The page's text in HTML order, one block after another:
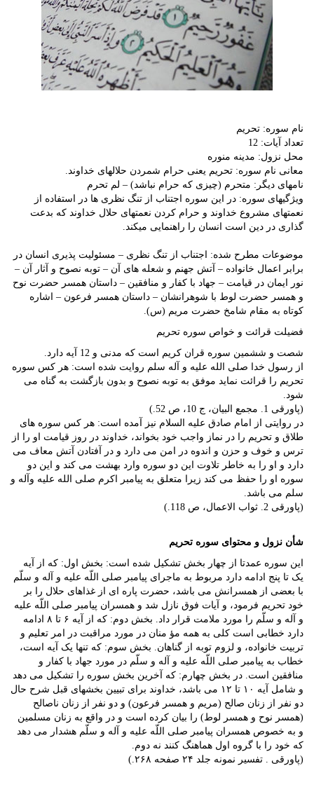
نام سوره: تحریم
تعداد آیات: 12
محل نزول: مدینه منوره
معانی نام سوره: تحریم یعنی حرام شمردن حلالهای خداوند.
نامهای دیگر: متحرم (چیزی که حرام نباشد) – لم تحرم
ویژگیهای سوره: در این سوره اجتناب از تنگ نظری ها در استفاده از
نعمتهای مشروع خداوند و حرام کردن نعمتهای حلال خداوند که بدعت
گذاری در دین است انسان را راهنمایی میکند.
موضوعات مطرح شده: اجتناب از تنگ نظری – مسئولیت پذیری انسان در
برابر اعمال خانواده – آتش جهنم و شعله های آن – توبه نصوح و آثار آن –
نور ایمان در قیامت – جهاد با کفار و منافقین – داستان همسر حضرت نوح
و همسر حضرت لوط با شوهرانشان – داستان همسر فرعون – اشاره
کوتاه به مقام شامخ حضرت مریم (س).
فضیلت قرائت و خواص سوره تحریم
شصت و ششمین سوره قران کریم است که مدنی و 12 آیه دارد.
از رسول خدا صلی الله علیه و آله سلم روایت شده است: هر کس سوره
تحریم را قرائت نماید موفق به توبه نصوح و بدون بازگشت به گناه می
شود.
(پاورقی 1. مجمع البیان، ج 10، ص 52.)
در روایتی از امام صادق علیه السلام نیز آمده است: هر کس سوره های
طلاق و تحریم را در نماز واجب خود بخواند، خداوند در روز قیامت او را از
ترس و خوف و حزن و اندوه در امن می دارد و در آفتادن آتش معاف می
دارد و او را به خاطر تلاوت این دو سوره وارد بهشت می کند و این دو
سوره او را حفظ می کند زیرا متعلق به پیامبر اکرم صلی الله علیه وآله و
سلم می باشد.
(پاورقی 2. ثواب الاعمال، ص 118.)
شأن نزول و محتوای سوره تحریم
این سوره عمدتا از چهار بخش تشکیل شده است: بخش اول: که از آیه
یک تا پنج ادامه دارد مربوط به ماجرای پیامبر صلی اللّه علیه و آله و سلّم
با بعضی از همسرانش می باشد، حضرت پاره ای از غذاهای حلال را بر
خود تحریم فرمود، و آیات فوق نازل شد و همسران پیامبر صلی اللّه علیه
و آله و سلّم را مورد ملامت قرار داد. بخش دوم: که از آیه ۶ تا ۸ ادامه
دارد خطابی است کلی به همه مؤ منان در مورد مراقبت در امر تعلیم و
تربیت خانواده، و لزوم توبه از گناهان. بخش سوم: که تنها یک آیه است،
خطاب به پیامبر صلی اللّه علیه و آله و سلّم در مورد جهاد با کفار و
منافقین است. در بخش چهارم: که آخرین بخش سوره را تشکیل می دهد
و شامل آیه ۱۰ تا ۱۲ می باشد، خداوند برای تبیین بخشهای قبل شرح حال
دو نفر از زنان صالح (مریم و همسر فرعون) و دو نفر از زنان ناصالح
(همسر نوح و همسر لوط) را بیان کرده است و در واقع به زنان مسلمین
و به خصوص همسران پیامبر صلی اللّه علیه و آله و سلّم هشدار می دهد
که خود را با گروه اول هماهنگ کنند نه دوم.
(پاورقی . تفسیر نمونه جلد ۲۴ صفحه ۲۶۸.)